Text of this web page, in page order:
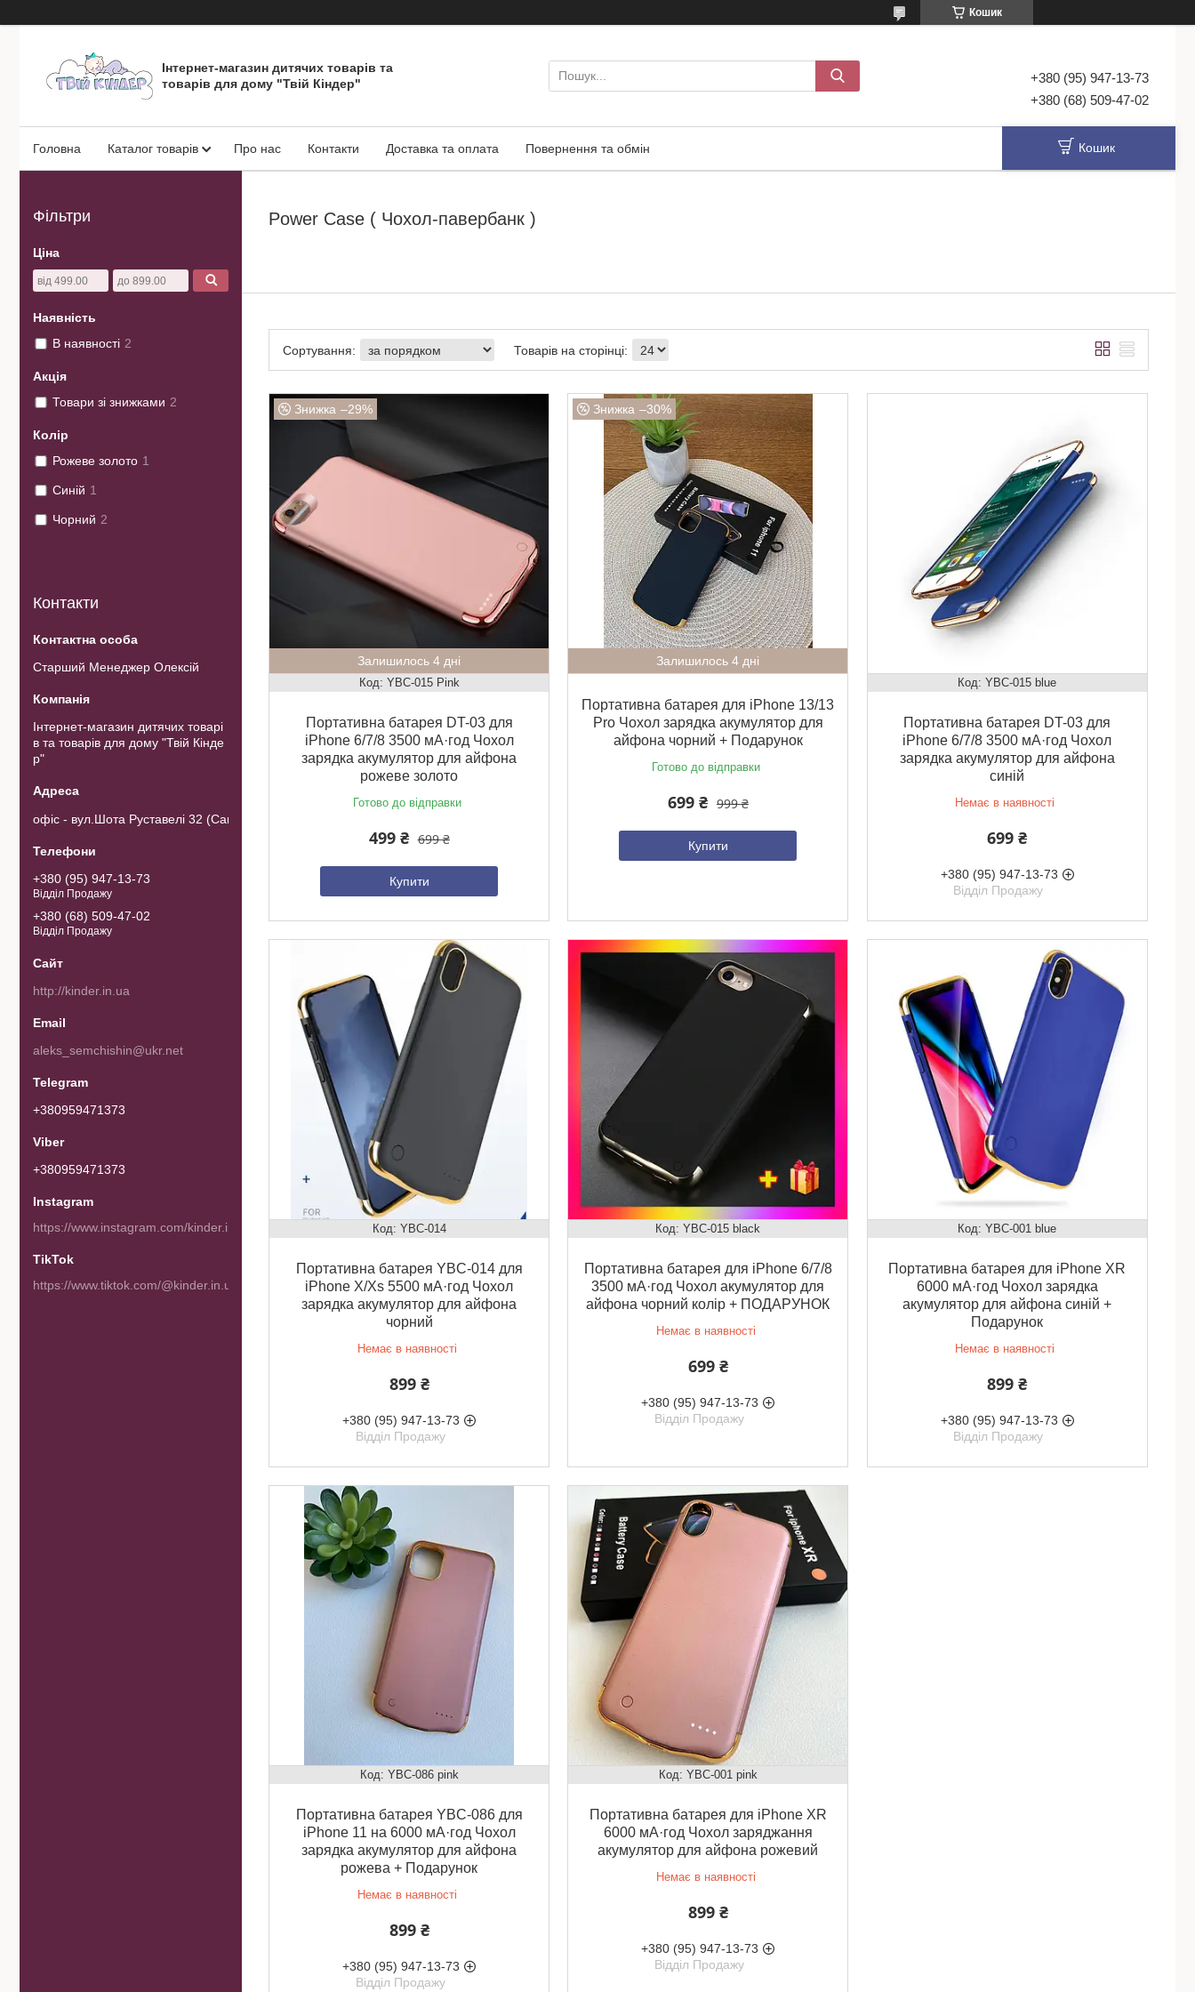
Кошик
Інтернет-магазин дитячих товарів та
товарів для дому "Твій Кіндер"
+380 (95) 947-13-73
+380 (68) 509-47-02
Головна Каталог товарів Про нас Контакти Доставка та оплата Повернення та обмін Кошик
Power Case ( Чохол-павербанк )
–29%
Залишилось 4 дні
YBC-015 Pink
Портативна батарея DT-03 для
iPhone 6/7/8 3500 мА·год Чохол
зарядка акумулятор для айфона
рожеве золото
Готово до відправки
699 ₴
499 ₴
Купити
–30%
Залишилось 4 дні
Портативна батарея для iPhone 13/13
Pro Чохол зарядка акумулятор для
айфона чорний + Подарунок
Готово до відправки
999 ₴
699 ₴
Купити
YBC-015 blue
Портативна батарея DT-03 для
iPhone 6/7/8 3500 мА·год Чохол
зарядка акумулятор для айфона
синій
Немає в наявності
699 ₴
+380 (95) 947-13-73
Відділ Продажу
YBC-014
Портативна батарея YBC-014 для
iPhone X/Xs 5500 мА·год Чохол
зарядка акумулятор для айфона
чорний
Немає в наявності
899 ₴
+380 (95) 947-13-73
Відділ Продажу
YBC-015 black
Портативна батарея для iPhone 6/7/8
3500 мА·год Чохол акумулятор для
айфона чорний колір + ПОДАРУНОК
Немає в наявності
699 ₴
+380 (95) 947-13-73
Відділ Продажу
YBC-001 blue
Портативна батарея для iPhone XR
6000 мА·год Чохол зарядка
акумулятор для айфона синій +
Подарунок
Немає в наявності
899 ₴
+380 (95) 947-13-73
Відділ Продажу
YBC-086 pink
Портативна батарея YBC-086 для
iPhone 11 на 6000 мА·год Чохол
зарядка акумулятор для айфона
рожева + Подарунок
Немає в наявності
899 ₴
+380 (95) 947-13-73
Відділ Продажу
YBC-001 pink
Портативна батарея для iPhone XR
6000 мА·год Чохол заряджання
акумулятор для айфона рожевий
Немає в наявності
899 ₴
+380 (95) 947-13-73
Відділ Продажу
Фільтри
Ціна
Наявність
В наявності 2
Акція
Товари зі знижками 2
Колір
Рожеве золото 1
Синій 1
Чорний 2
Контакти
Старший Менеджер Олексій
Інтернет-магазин дитячих товарі
в та товарів для дому "Твій Кінде
р"
офіс - вул.Шота Руставелі 32 (Самовивозу товару немає). 01033 індекс, Київ, Україна
+380 (95) 947-13-73
Відділ Продажу
+380 (68) 509-47-02
Відділ Продажу
http://kinder.in.ua
aleks_semchishin@ukr.net
+380959471373
+380959471373
Instagram
https://www.instagram.com/kinder.in.ua/
TikTok
https://www.tiktok.com/@kinder.in.ua